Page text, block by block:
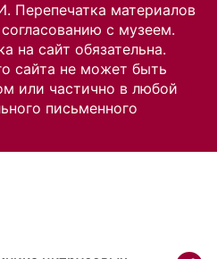
Перепечатка материалов
с музеем.
на сайт обязательна.
сайта не может быть
или частично в любой
письменного